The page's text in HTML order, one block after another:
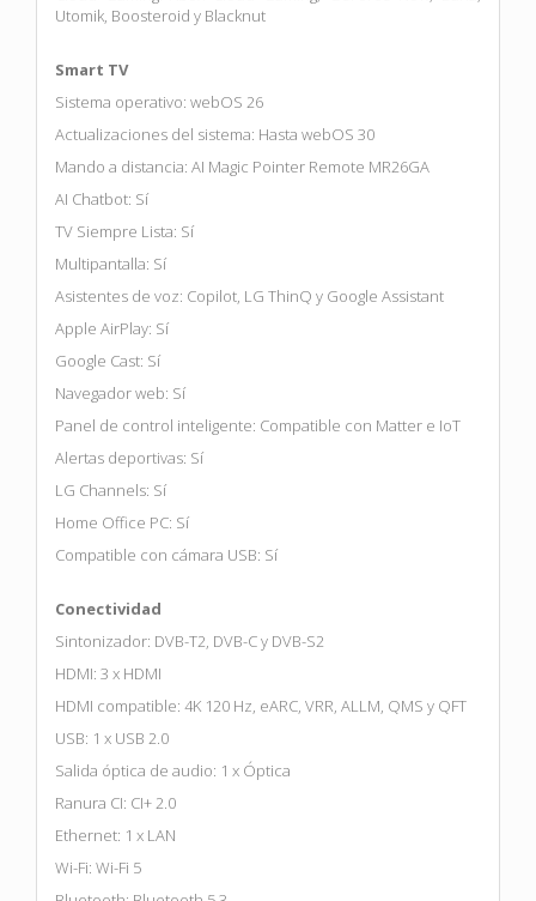
Utomik, Boosteroid y Blacknut
Smart TV
Sistema operativo: webOS 26
Actualizaciones del sistema: Hasta webOS 30
Mando a distancia: AI Magic Pointer Remote MR26GA
AI Chatbot: Sí
TV Siempre Lista: Sí
Multipantalla: Sí
Asistentes de voz: Copilot, LG ThinQ y Google Assistant
Apple AirPlay: Sí
Google Cast: Sí
Navegador web: Sí
Panel de control inteligente: Compatible con Matter e IoT
Alertas deportivas: Sí
LG Channels: Sí
Home Office PC: Sí
Compatible con cámara USB: Sí
Conectividad
Sintonizador: DVB-T2, DVB-C y DVB-S2
HDMI: 3 x HDMI
HDMI compatible: 4K 120 Hz, eARC, VRR, ALLM, QMS y QFT
USB: 1 x USB 2.0
Salida óptica de audio: 1 x Óptica
Ranura CI: CI+ 2.0
Ethernet: 1 x LAN
Wi-Fi: Wi-Fi 5